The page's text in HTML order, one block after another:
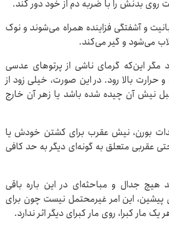
بدنش را با ضربه دم از خود دور کند.
و آشفتگی فزاینده همراه می‌شوند و نوک
می‌شود و گیر می‌کند.
مگر این‌که گرمای ناشی از پرتوهای عدسی
بالا رود. در این صورت، خیلی زود از
قبل نیش آن چیده شده باشد یا زهر آن خارج
بورن، نیش عقرب برای کشتن خودش یا
عقربی متعلق به گونه‌ای دیگر به حد کافی
هیچ جدال و مباحثه‌ای در این باره باقی
این امر غیرمحتمل نیست چون برای
مار کبرا، روی مار کبرای دیگر اثر ندارد.